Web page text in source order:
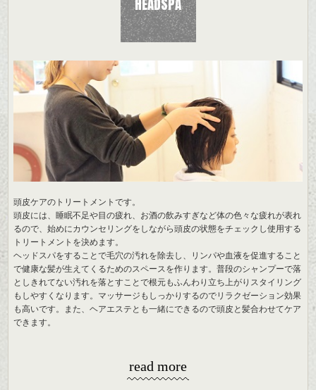
HEADSPA
頭皮ケアのトリートメントです。
頭皮には、睡眠不足や目の疲れ、お酒の飲みすぎなど体の色々な疲れが表れ
るので、始めにカウンセリングをしながら頭皮の状態をチェックし使用する
トリートメントを決めます。
ヘッドスパをすることで毛穴の汚れを除去し、リンパや血液を促進すること
で健康な髪が生えてくるためのスペースを作ります。普段のシャンプーで落
としきれてない汚れを落とすことで根元もふんわり立ち上がりスタイリング
もしやすくなります。マッサージもしっかりするのでリラクゼーション効果
も高いです。また、ヘアエステとも一緒にできるので頭皮と髪合わせてケア
できます。
read more